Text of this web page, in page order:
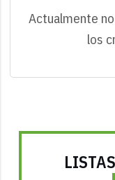
Actualmente
los